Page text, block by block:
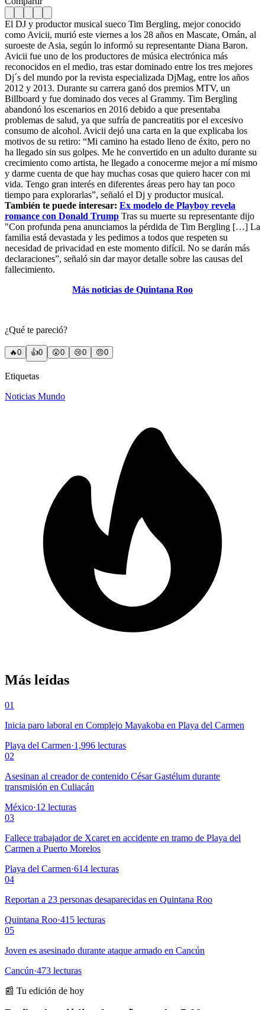
El DJ y productor musical sueco Tim Bergling, mejor conocido
como Avicii, murió este viernes a los 28 años en Mascate, Omán, al
suroeste de Asia, según lo informó su representante Diana Baron.
Avicii fue uno de los productores de música electrónica más
reconocidos en el medio, tras estar dominado entre los tres mejores
Dj´s del mundo por la revista especializada DjMag, entre los años
2012 y 2013. Durante su carrera ganó dos premios MTV, un
Billboard y fue dominado dos veces al Grammy. Tim Bergling
abandonó los escenarios en 2016 debido a que presentaba
problemas de salud, ya que sufría de pancreatitis por el excesivo
consumo de alcohol. Avicii dejó una carta en la que explicaba los
motivos de su retiro: “Mi camino ha estado lleno de éxito, pero no
ha llegado sin sus golpes. Me he convertido en un adulto durante su
crecimiento como artista, he llegado a conocerme mejor a mí mismo
y darme cuenta de que hay muchas cosas que quiero hacer con mi
vida. Tengo gran interés en diferentes áreas pero hay tan poco
tiempo para explorarlas”, señaló el Dj y productor musical.
También te puede interesar: Ex modelo de Playboy revela
romance con Donald Trump Tras su muerte su representante dijo
"Con profunda pena anunciamos la pérdida de Tim Bergling […] La
familia está devastada y les pedimos a todos que respeten su
necesidad de privacidad en este momento difícil. No se darán más
declaraciones”, señaló sin dar mayor detalle sobre las causas del
fallecimiento.
Más noticias de Quintana Roo
¿Qué te pareció?
🔥0 👍0 😲0 😢0 😠0
Etiquetas
Noticias Mundo
Más leídas
01
Inicia paro laboral en Complejo Mayakoba en Playa del Carmen
Playa del Carmen·1,996 lecturas
02
Asesinan al creador de contenido César Gastélum durante
transmisión en Culiacán
México·12 lecturas
03
Fallece trabajador de Xcaret en accidente en tramo de Playa del
Carmen a Puerto Morelos
Playa del Carmen·614 lecturas
04
Reportan a 23 personas desaparecidas en Quintana Roo
Quintana Roo·415 lecturas
05
Joven es asesinado durante ataque armado en Cancún
Cancún·473 lecturas
📰 Tu edición de hoy